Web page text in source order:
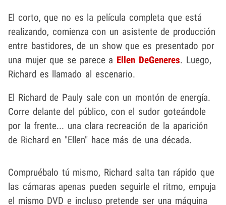
El corto, que no es la película completa que está
realizando, comienza con un asistente de producción
entre bastidores, de un show que es presentado por
una mujer que se parece a Ellen DeGeneres. Luego,
Richard es llamado al escenario.
El Richard de Pauly sale con un montón de energía.
Corre delante del público, con el sudor goteándole
por la frente... una clara recreación de la aparición
de Richard en "Ellen" hace más de una década.
Compruébalo tú mismo, Richard salta tan rápido que
las cámaras apenas pueden seguirle el ritmo, empuja
el mismo DVD e incluso pretende ser una máquina